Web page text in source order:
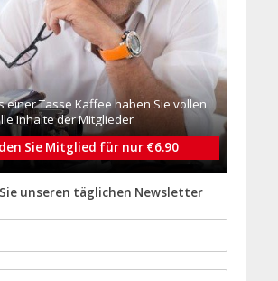
einer Tasse Kaffee haben Sie vollen
Inhalte der Mitglieder
Sie Mitglied für nur €6.90
unseren täglichen Newsletter